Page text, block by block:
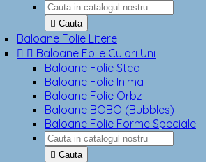
 Cauta
Baloane Folie Litere
  Baloane Folie Culori Uni
Baloane Folie Stea
Baloane Folie Inima
Baloane Folie Orbz
Baloane BOBO (Bubbles)
Baloane Folie Forme Speciale
 Cauta